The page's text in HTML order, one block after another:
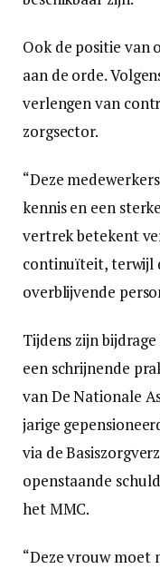
Ook de positie van
aan de orde.
verlengen van
zorgsector.
“Deze
kennis en een
vertrek betekent
continuïteit, terwijl
overblijvende
Tijdens zijn
een schrijnende
van De Nationale
jarige
via de
openstaande
het MMC.
“Deze vrouw moet